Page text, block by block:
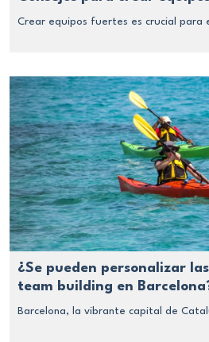
Crear equipos fuertes es crucial para
¿Se pueden personalizar
team building en
Barcelona, la vibrante capital de